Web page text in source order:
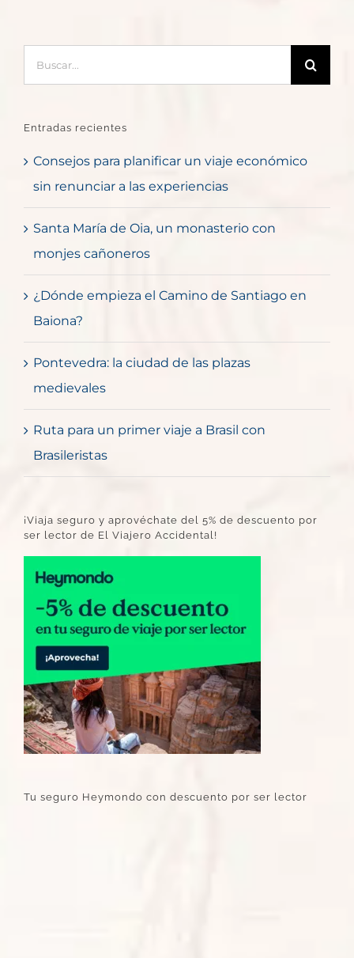
Entradas recientes
Consejos para planificar un viaje económico
sin renunciar a las experiencias
Santa María de Oia, un monasterio con
monjes cañoneros
¿Dónde empieza el Camino de Santiago en
Baiona?
Pontevedra: la ciudad de las plazas
medievales
Ruta para un primer viaje a Brasil con
Brasileristas
¡Viaja seguro y aprovéchate del 5% de descuento por
ser lector de El Viajero Accidental!
Tu seguro Heymondo con descuento por ser lector